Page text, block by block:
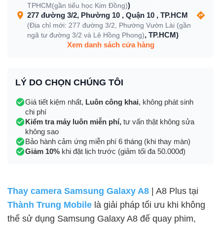
TPHCM(gần tiểu học Kim Đồng))
277 đường 3/2, Phường 10 , Quận 10 , TP.HCM
(Địa chỉ mới: 277 đường 3/2, Phường Vườn Lài (gần
ngã tư đường 3/2 và Lê Hồng Phong), TP.HCM)
Xem danh sách cửa hàng
LÝ DO CHỌN CHÚNG TÔI
Giá tiết kiệm nhất, Luôn công khai, không phát sinh
chi phí
Kiểm tra máy luôn miễn phí, tư vấn thật không sửa
không sao
Bảo hành cảm ứng miễn phí 6 tháng (khi thay màn)
Giảm 10% khi đặt lịch trước (giảm tối đa 50.000đ)
Thay camera Samsung Galaxy A8
| A8 Plus tại
Thành Trung Mobile là giải pháp tối ưu khi không
thể sử dụng Samsung Galaxy A8 để quay phim,